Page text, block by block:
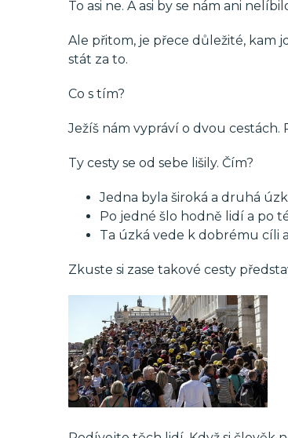
To asi ne. A asi by se nám ani
Ale přitom, je přece důležité, kam
stát za to.
Co s tím?
Ježíš nám vypráví o dvou cestách.
Ty cesty se od sebe lišily. Čím?
Jedna byla široká a druhá
Po jedné šlo hodně lidí a po
Ta úzká vede k dobrému cíli
Zkuste si zase takové cesty